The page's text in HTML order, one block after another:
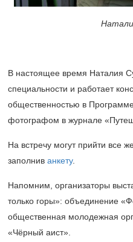
В настоящее время Наталия
специальности и работает
общественностью в
фотографом в журнале
На встречу могут прийти все
заполнив анкету.
Напомним, организаторы
только горы»: объединение
общественная молодежная
«Чёрный аист».